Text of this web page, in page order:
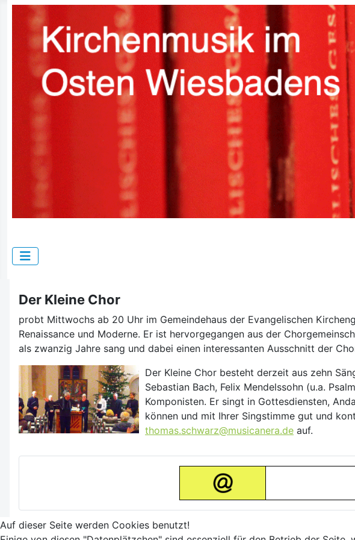
Der Kleine Chor
probt Mittwochs ab 20 Uhr im Gemeindehaus der Evangelischen
Renaissance und Moderne. Er ist hervorgegangen aus der
als zwanzig Jahre sang und dabei einen interessanten Ausschnitt der
Der Kleine Chor besteht derzeit aus zehn
Sebastian Bach, Felix Mendelssohn (u.a.
Komponisten. Er singt in Gottesdiensten,
können und mit Ihrer Singstimme gut und
thomas.schwarz@musicanera.de auf.
Auf dieser Seite werden Cookies benutzt!